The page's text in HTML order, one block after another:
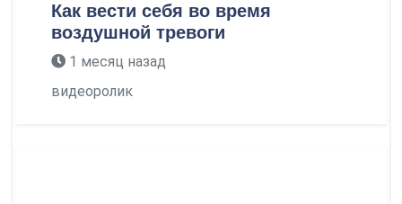
Как вести себя во время
воздушной тревоги
1 месяц назад
видеоролик